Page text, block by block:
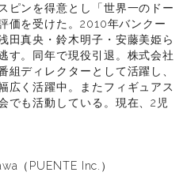
ピンを得意とし「世界一のドー
価を受けた。2010年バンクー
田真央・鈴木明子・安藤美姫ら
す。同年で現役引退。株式会社
組ディレクターとして活躍し、
広く活躍中。またフィギュアス
でも活動している。現在、2児
（PUENTE Inc.）